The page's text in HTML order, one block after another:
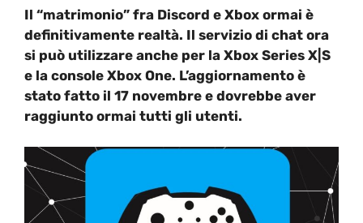
Il “matrimonio” fra Discord e Xbox ormai è
definitivamente realtà. Il servizio di chat ora
si può utilizzare anche per la Xbox Series X|S
e la console Xbox One. L’aggiornamento è
stato fatto il 17 novembre e dovrebbe aver
raggiunto ormai tutti gli utenti.